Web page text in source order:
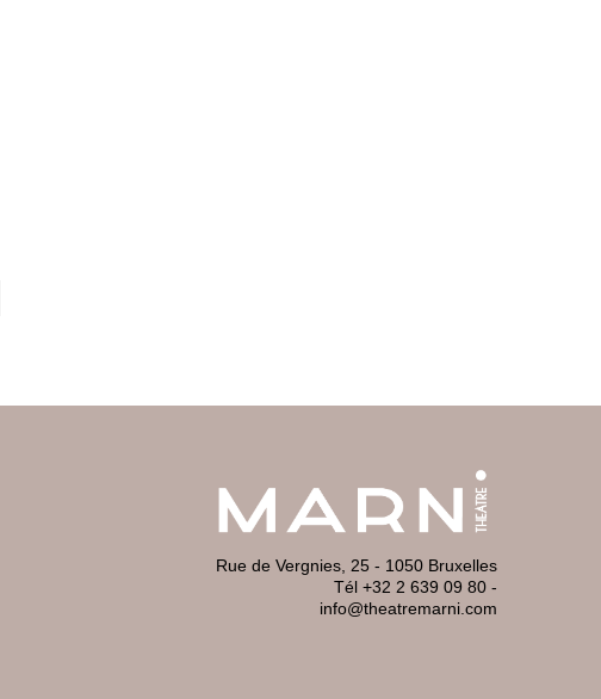
Rue de Vergnies, 25 - 1050 Bruxelles
Tél +32 2 639 09 80 -
info@theatremarni.com